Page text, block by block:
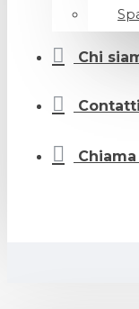
Chi
Contatti